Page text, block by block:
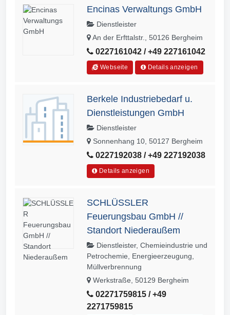
Encinas Verwaltungs GmbH
Dienstleister
An der Erfttalstr., 50126 Bergheim
0227161042 / +49 227161042
Webseite Details anzeigen
Berkele Industriebedarf u.
Dienstleistungen GmbH
Dienstleister
Sonnenhang 10, 50127 Bergheim
0227192038 / +49 227192038
Details anzeigen
SCHLÜSSLER
Feuerungsbau GmbH //
Standort Niederaußem
Dienstleister, Chemieindustrie und
Petrochemie, Energieerzeugung,
Müllverbrennung
Werkstraße, 50129 Bergheim
02271759815 / +49
2271759815